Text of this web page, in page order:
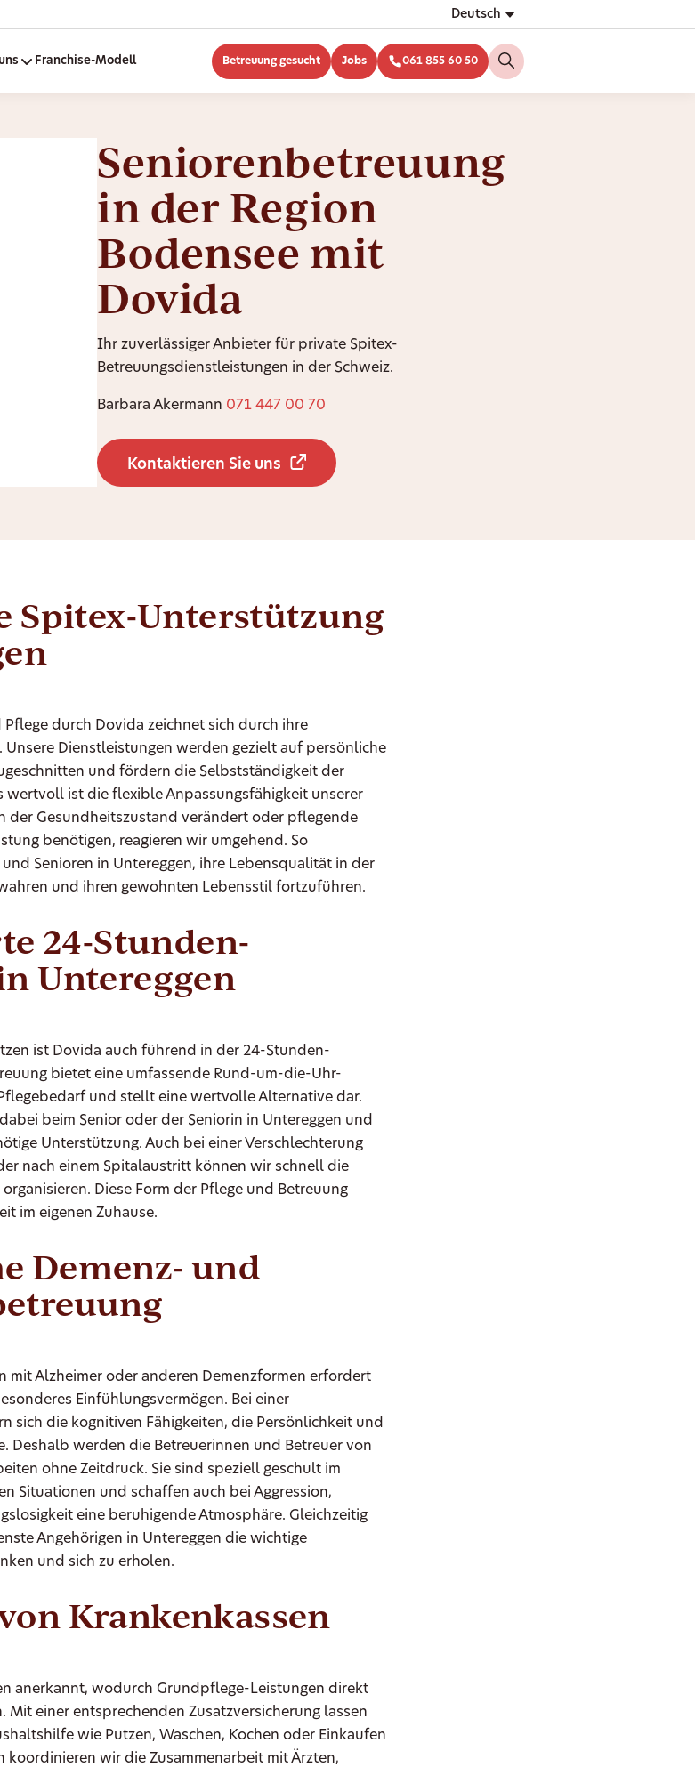
Deutsch
Franchise-Modell Betreuung gesucht Jobs 061 855 60 50
Seniorenbetreuung
in der Region
Bodensee mit
Dovida
Ihr zuverlässiger Anbieter für private Spitex-
Betreuungsdienstleistungen in der Schweiz.
Barbara Akermann 071 447 00 70
Kontaktieren Sie uns
Spitex-Unterstützung
Pflege durch Dovida zeichnet sich durch ihre
Dienstleistungen werden gezielt auf persönliche
und fördern die Selbstständigkeit der
wertvoll ist die flexible Anpassungsfähigkeit unserer
der Gesundheitszustand verändert oder pflegende
benötigen, reagieren wir umgehend. So
Senioren in Untereggen, ihre Lebensqualität in der
und ihren gewohnten Lebensstil fortzuführen.
24-Stunden-
Untereggen
ist Dovida auch führend in der 24-Stunden-
bietet eine umfassende Rund-um-die-Uhr-
und stellt eine wertvolle Alternative dar.
beim Senior oder der Seniorin in Untereggen und
Unterstützung. Auch bei einer Verschlechterung
nach einem Spitalaustritt können wir schnell die
Diese Form der Pflege und Betreuung
im eigenen Zuhause.
Demenz- und
mit Alzheimer oder anderen Demenzformen erfordert
Einfühlungsvermögen. Bei einer
sich die kognitiven Fähigkeiten, die Persönlichkeit und
Deshalb werden die Betreuerinnen und Betreuer von
ohne Zeitdruck. Sie sind speziell geschult im
Situationen und schaffen auch bei Aggression,
eine beruhigende Atmosphäre. Gleichzeitig
Angehörigen in Untereggen die wichtige
und sich zu erholen.
Krankenkassen
anerkannt, wodurch Grundpflege-Leistungen direkt
Mit einer entsprechenden Zusatzversicherung lassen
wie Putzen, Waschen, Kochen oder Einkaufen
koordinieren wir die Zusammenarbeit mit Ärzten,